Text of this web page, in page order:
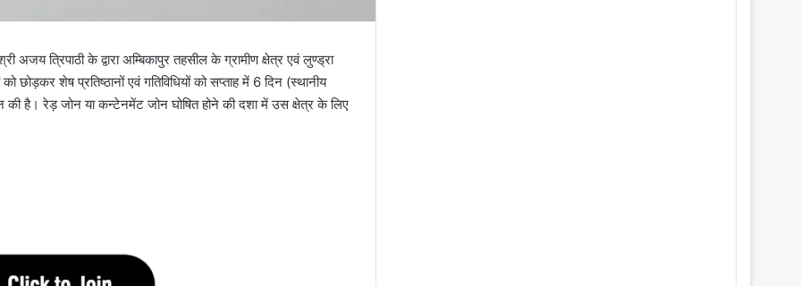
अजय त्रिपाठी के द्वारा अम्बिकापुर तहसील के ग्रामीण क्षेत्र एवं लुण्ड्रा
छोड़कर शेष प्रतिष्ठानों एवं गतिविधियों को सप्ताह में 6 दिन (स्थानीय
है। रेड़ जोन या कन्टेनमेंट जोन घोषित होने की दशा में उस क्षेत्र के लिए